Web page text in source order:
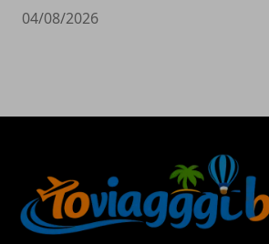
04/08/2026